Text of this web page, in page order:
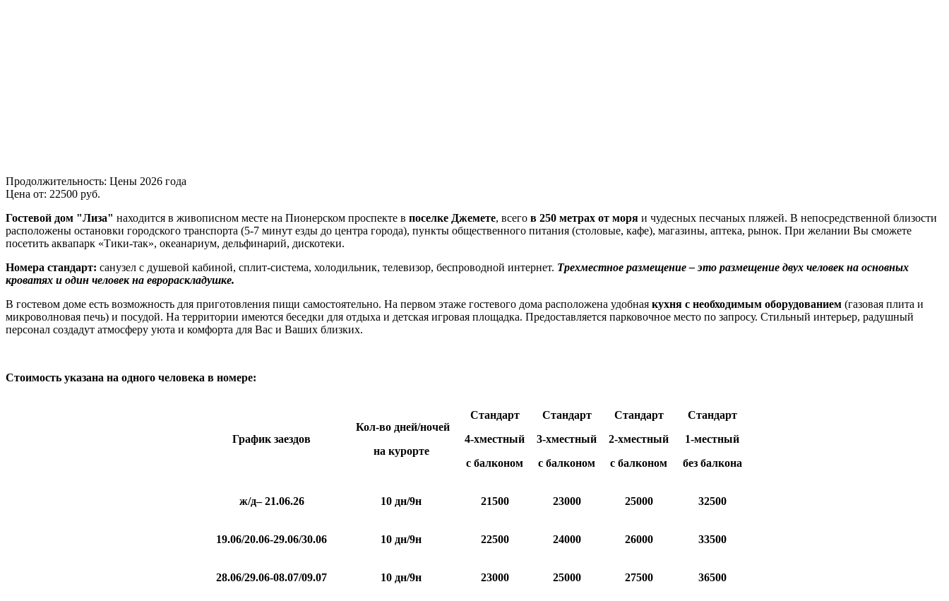
Продолжительность: Цены 2026 года
Цена от: 22500 руб.
Гостевой дом "Лиза" находится в живописном месте на Пионерском проспекте в поселке Джемете, всего в 250 метрах от моря и чудесных песчаных пляжей. В непосредственной близости
расположены остановки городского транспорта (5-7 минут езды до центра города), пункты общественного питания (столовые, кафе), магазины, аптека, рынок. При желании Вы сможете
посетить аквапарк «Тики-так», океанариум, дельфинарий, дискотеки.
Номера стандарт: санузел с душевой кабиной, сплит-система, холодильник, телевизор, беспроводной интернет. Трехместное размещение – это размещение двух человек на основных
кроватях и один человек на еврораскладушке.
В гостевом доме есть возможность для приготовления пищи самостоятельно. На первом этаже гостевого дома расположена удобная кухня с необходимым оборудованием (газовая плита и
микроволновая печь) и посудой. На территории имеются беседки для отдыха и детская игровая площадка. Предоставляется парковочное место по запросу. Стильный интерьер, радушный
персонал создадут атмосферу уюта и комфорта для Вас и Ваших близких.
Стоимость указана на одного человека в номере:
График заездов
Кол-во дней/ночей
на курорте
Стандарт
4-хместный
с балконом
Стандарт
3-хместный
с балконом
Стандарт
2-хместный
с балконом
Стандарт
1-местный
без балкона
ж/д– 21.06.26 10 дн/9н 21500 23000 25000 32500
19.06/20.06-29.06/30.06 10 дн/9н 22500 24000 26000 33500
28.06/29.06-08.07/09.07 10 дн/9н 23000 25000 27500 36500